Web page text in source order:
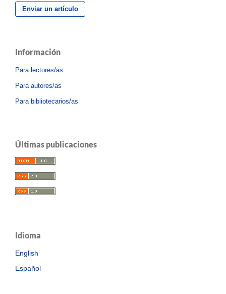
Enviar un artículo
Información
Para lectores/as
Para autores/as
Para bibliotecarios/as
Últimas publicaciones
Idioma
English
Español